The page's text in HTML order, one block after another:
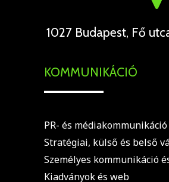
1027 Budapest, Fő
KOMMUNIKÁCIÓ
PR- és médiakommunikáció
Stratégiai, külső és belső
Személyes kommunikáció
Kiadványok és web